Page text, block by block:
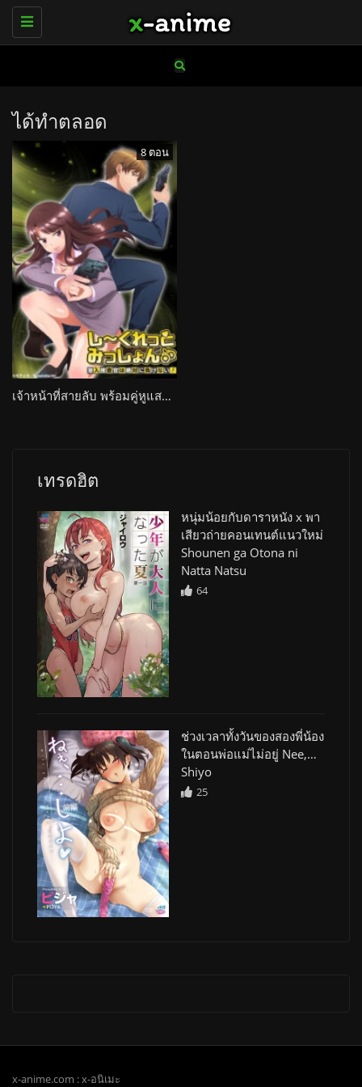
Toggle
navigation
ได้ทำตลอด
8 ตอน
เจ้าหน้าที่สายลับ พร้อมคู่หูแสนสุขพร้อมเรื่องสนุกๆ ได้ทำตลอดทั้งเรื่อง Secret Mission: Sennyuu Sousakan wa Zettai ni Makenai!
เทรดฮิต
หนุ่มน้อยกับดาราหนัง x พา
เสียวถ่ายคอนเทนต์แนวใหม่
Shounen ga Otona ni
Natta Natsu
64
ช่วงเวลาทั้งวันของสองพี่น้อง
ในตอนพ่อแม่ไม่อยู่ Nee,…
Shiyo
25
x-anime.com : x-อนิเมะ